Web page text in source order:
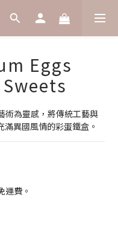
Eggs
為靈感，將傳統工藝與
異國風情的彩蛋鐵盒。
運費。